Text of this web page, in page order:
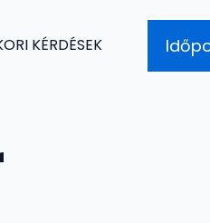
KÉRDÉSEK